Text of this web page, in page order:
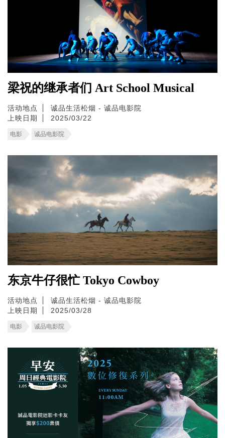
梁祝的继承者们 Art School Musical
活动地点
诚品生活松烟 - 诚品电影院
上映日期
2025/03/22
电影 诚品电影院
东京牛仔很忙 Tokyo Cowboy
活动地点
诚品生活松烟 - 诚品电影院
上映日期
2025/03/28
电影 诚品电影院